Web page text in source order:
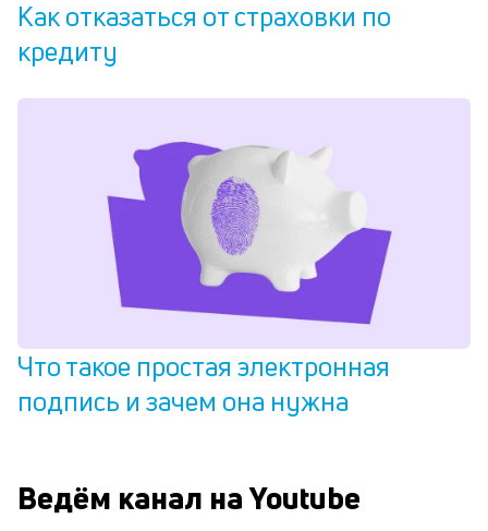
Как отказаться от страховки по
кредиту
Что такое простая электронная
подпись и зачем она нужна
Ведём канал на Youtube